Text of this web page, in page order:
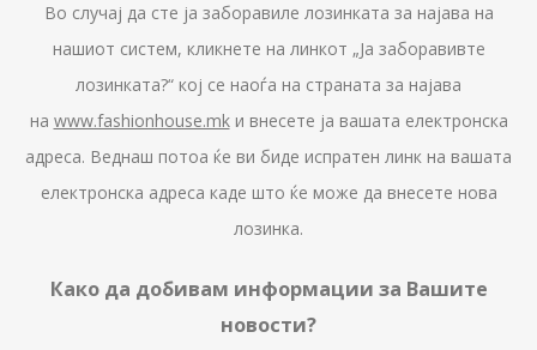
Во случај да сте ја заборавиле лозинката за најава на
нашиот систем, кликнете на линкот „Ја заборавивте
лозинката?“ кој се наоѓа на страната за најава
на www.fashionhouse.mkи внесете ја вашата електронска
адреса. Веднаш потоа ќе ви биде испратен линк на вашата
електронска адреса каде што ќе може да внесете нова
лозинка.
Како да добивам информации за Вашите
новости?